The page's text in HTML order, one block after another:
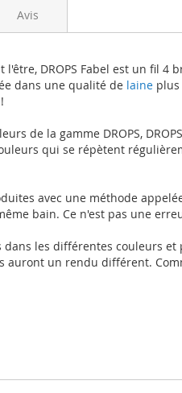
DROPS Fabel est un fil 4
dans une qualité de laine
de la gamme DROPS,
qui se répètent
avec une méthode
bain. Ce n'est pas une
dans les différentes couleurs
auront un rendu différent.
Avis